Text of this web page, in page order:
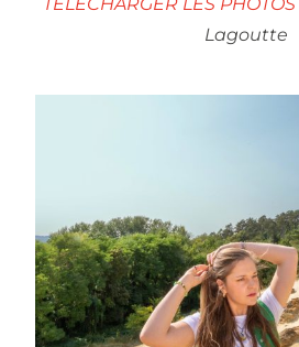
Lagoutte